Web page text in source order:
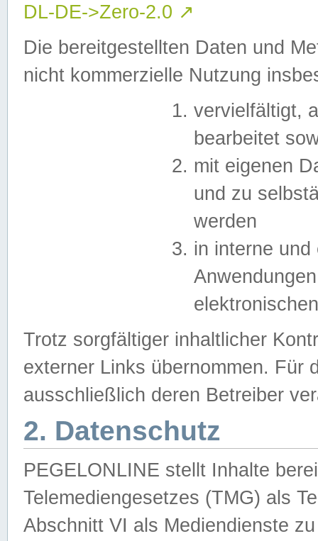
DL-DE->Zero-2.0 ↗
Die bereitgestellten Daten und
nicht kommerzielle Nutzung
vervielfältigt,
bearbeitet
mit eigenen
und zu
werden
in interne
Trotz sorgfältiger inhaltlicher
externer Links übernommen. Für
ausschließlich deren Betreiber
2. Datenschutz
PEGELONLINE stellt Inhalte
Telemediengesetzes (TMG) als
Abschnitt VI als Mediendienste